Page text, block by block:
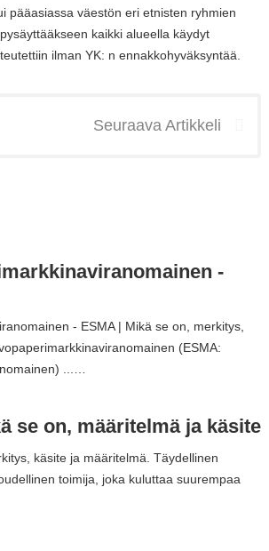
pääasiassa väestön eri etnisten ryhmien
kaikki alueella käydyt
ilman YK: n ennakkohyväksyntää.
Seuraava Artikkeli
-
- ESMA | Mikä se on, merkitys,
(ESMA:
...…
se on, määritelmä ja käsite
käsite ja määritelmä. Täydellinen
toimija, joka kuluttaa suurempaa